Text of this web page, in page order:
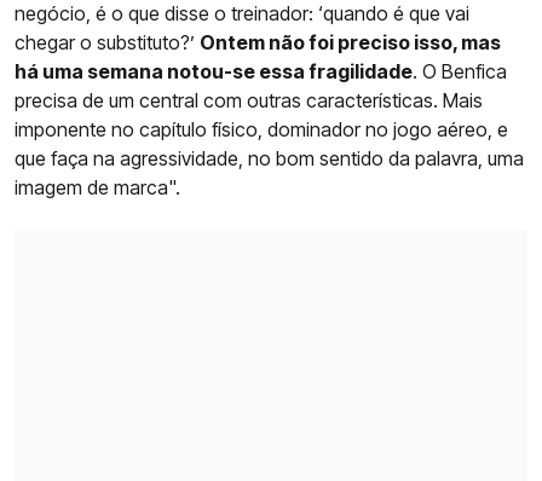
negócio, é o que disse o treinador: ‘quando é que vai
chegar o substituto?’ Ontem não foi preciso isso, mas
há uma semana notou-se essa fragilidade. O Benfica
precisa de um central com outras características. Mais
imponente no capítulo físico, dominador no jogo aéreo, e
que faça na agressividade, no bom sentido da palavra, uma
imagem de marca".